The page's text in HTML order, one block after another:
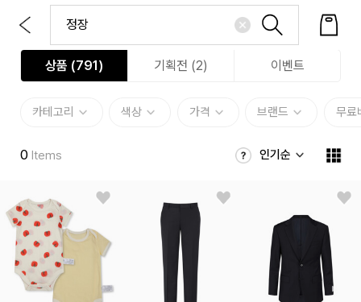
상품 (791 ) 기획전 (2) 이벤트
카테고리 색상 가격 브랜드 무료
0 Items 인기순